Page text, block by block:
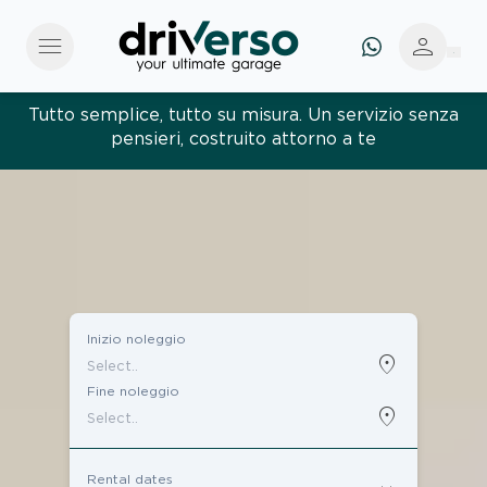
menu person
Tutto semplice, tutto su misura. Un servizio senza
pensieri, costruito attorno a te
Inizio noleggio
location_on
Fine noleggio
location_on
Rental dates